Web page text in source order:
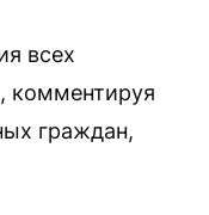
всех
комментируя
граждан,